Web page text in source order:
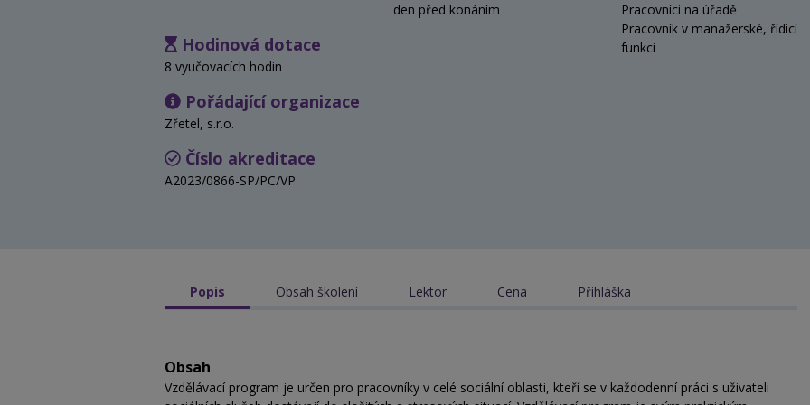
den před konáním
Hodinová dotace
8 vyučovacích hodin
Pořádající organizace
Zřetel, s.r.o.
Číslo akreditace
A2023/0866-SP/PC/VP
Pracovníci na úřadě
Pracovník v manažerské, řídicí
funkci
Popis Obsah školení Lektor Cena Přihláška
Obsah
Vzdělávací program je určen pro pracovníky v celé sociální oblasti, kteří se v každodenní práci s uživateli